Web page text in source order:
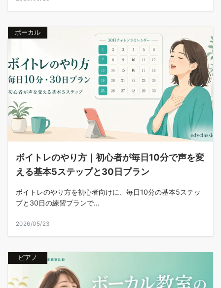
ボーカル
ボイトレのやり方｜初心者が毎日10分で声を変
える基本5ステップと30日プラン
ボイトレのやり方を初心者向けに、毎日10分の基本5ステッ
プと30日の練習プランで...
2026/05/23
ピアノ